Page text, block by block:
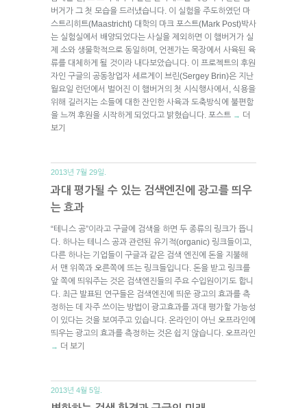
버거가 그 첫 모습을 드러냈습니다. 이 실험을 주도하였던 마
스트리히트(Maastricht) 대학의 마크 포스트(Mark Post)박사
는 실험실에서 배양되었다는 사실을 제외하면 이 햄버거가 실
제 소와 생물학적으로 동일하며, 언젠가는 목장에서 사육된 육
류를 대체하게 될 것이라 내다보았습니다. 이 프로젝트의 후원
자인 구글의 공동창업자 세르게이 브린(Sergey Brin)은 지난
월요일 런던에서 벌어진 이 햄버거의 첫 시식행사에서, 식용을
위해 길러지는 소들에 대한 잔인한 사육과 도축방식에 불편함
을 느껴 후원을 시작하게 되었다고 밝혔습니다. 포스트 → 더
보기
2013년 7월 29일.
과대 평가될 수 있는 검색엔진에 광고를 띄우
는 효과
“테니스 공”이라고 구글에 검색을 하면 두 종류의 링크가 뜹니
다. 하나는 테니스 공과 관련된 유기적(organic) 링크들이고,
다른 하나는 기업들이 구글과 같은 검색 엔진에 돈을 지불해
서 맨 위쪽과 오른쪽에 뜨는 링크들입니다. 돈을 받고 링크를
앞 쪽에 띄워주는 것은 검색엔진들의 주요 수입원이기도 합니
다. 최근 발표된 연구들은 검색엔진에 띄운 광고의 효과를 측
정하는 데 자주 쓰이는 방법이 광고효과를 과대 평가할 가능성
이 있다는 것을 보여주고 있습니다. 온라인이 아닌 오프라인에
띄우는 광고의 효과를 측정하는 것은 쉽지 않습니다. 오프라인
→ 더 보기
2013년 4월 5일.